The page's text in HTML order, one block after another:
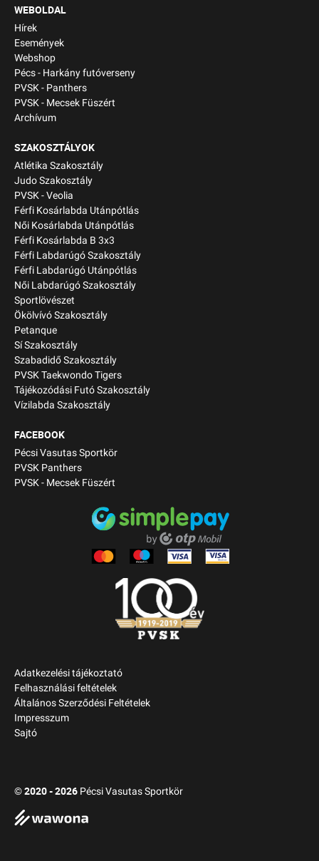
WEBOLDAL
Hírek
Események
Webshop
Pécs - Harkány futóverseny
PVSK - Panthers
PVSK - Mecsek Füszért
Archívum
SZAKOSZTÁLYOK
Atlétika Szakosztály
Judo Szakosztály
PVSK - Veolia
Férfi Kosárlabda Utánpótlás
Női Kosárlabda Utánpótlás
Férfi Kosárlabda B 3x3
Férfi Labdarúgó Szakosztály
Férfi Labdarúgó Utánpótlás
Női Labdarúgó Szakosztály
Sportlövészet
Ökölvívó Szakosztály
Petanque
Sí Szakosztály
Szabadidő Szakosztály
PVSK Taekwondo Tigers
Tájékozódási Futó Szakosztály
Vízilabda Szakosztály
FACEBOOK
Pécsi Vasutas Sportkör
PVSK Panthers
PVSK - Mecsek Füszért
Adatkezelési tájékoztató
Felhasználási feltételek
Általános Szerződési Feltételek
Impresszum
Sajtó
©2020 - 2026 Pécsi Vasutas Sportkör